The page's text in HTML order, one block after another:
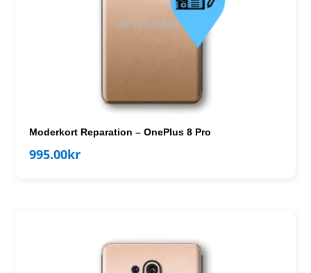
Moderkort Reparation – OnePlus 8 Pro
995.00kr